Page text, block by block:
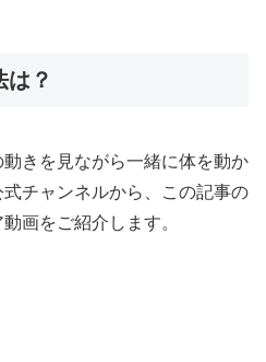
は？
きを見ながら一緒に体を動か
チャンネルから、この記事の
画をご紹介します。